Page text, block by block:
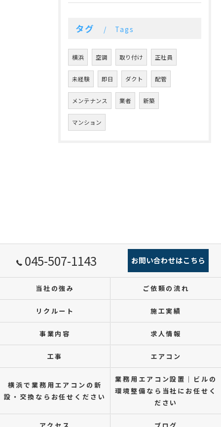
タグ Tags
横浜 空調 取り付け 正社員
未経験 即日 ダクト 配管
メンテナンス 業者 新築
マンション
045-507-1143 お問い合わせはこちら
当社の強み ご依頼の流れ
リクルート 施工実績
事業内容 求人情報
工事 エアコン
横浜で業務用エアコンの新
設・交換ならお任せください
業務用エアコン設置｜ビルの
環境整備なら当社にお任せく
ださい